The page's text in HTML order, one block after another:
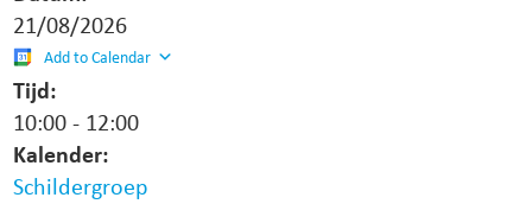
21/08/2026
Add to Calendar
Tijd:
10:00- 12:00
Kalender:
Schildergroep